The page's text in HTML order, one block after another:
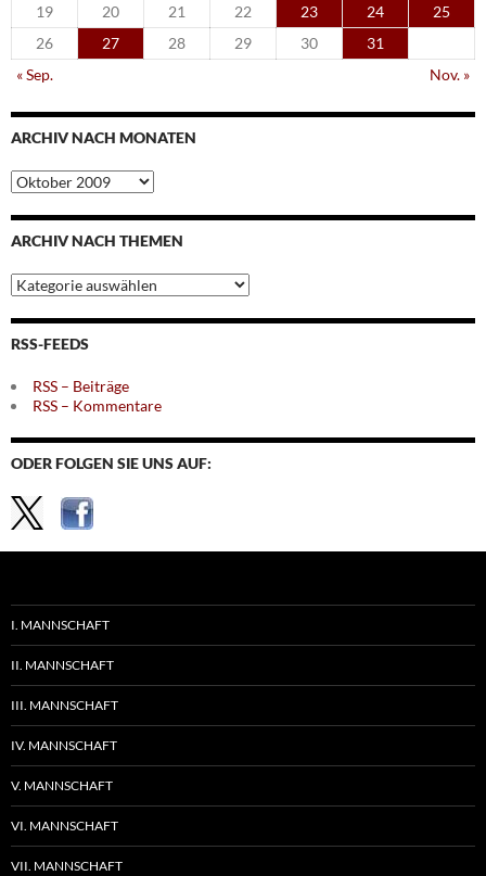
19
20 21 22 23 24
25
26
27 28 29 30
31
« Sep.
Nov. »
ARCHIV NACH MONATEN
Archiv
nach
Monaten
ARCHIV NACH THEMEN
Archiv
nach
Themen
RSS-FEEDS
RSS – Beiträge
RSS – Kommentare
ODER FOLGEN SIE UNS AUF:
I. MANNSCHAFT
II. MANNSCHAFT
III. MANNSCHAFT
IV. MANNSCHAFT
V. MANNSCHAFT
VI. MANNSCHAFT
VII. MANNSCHAFT